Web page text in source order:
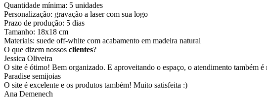
Quantidade mínima: 5 unidades
Personalização: gravação a laser com sua logo
Prazo de produção: 5 dias
Tamanho: 18x18 cm
Materiais: suede off-white com acabamento em madeira natural
O que dizem nossos clientes?
Jessica Oliveira
O site é ótimo! Bem organizado. E aproveitando o espaço, o atendimento também
Paradise semijoias
O site é excelente e os produtos também! Muito satisfeita :)
Ana Demenech